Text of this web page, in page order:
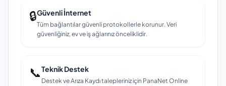
🔒Güvenli İnternet
Tüm bağlantılar güvenli protokollerle korunur. Veri
güvenliğiniz, ev ve iş ağlarınız önceliklidir.
📞Teknik Destek
Destek ve Arıza Kaydı talepleriniz için PanaNet Online